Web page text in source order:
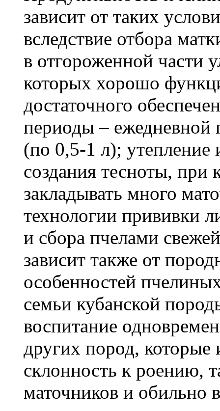
зависит от таких
вследствие отбора
в отгороженной части
которых хорошо
достаточного
периоды –
(по 0,5-1 л); утепление
создания тесноты, при
закладывать много
технологии прививки
и сбора пчелами
зависит также от
особенностей
семьи кубанской
воспитание
других пород,
склонность к роению,
маточников и обильно